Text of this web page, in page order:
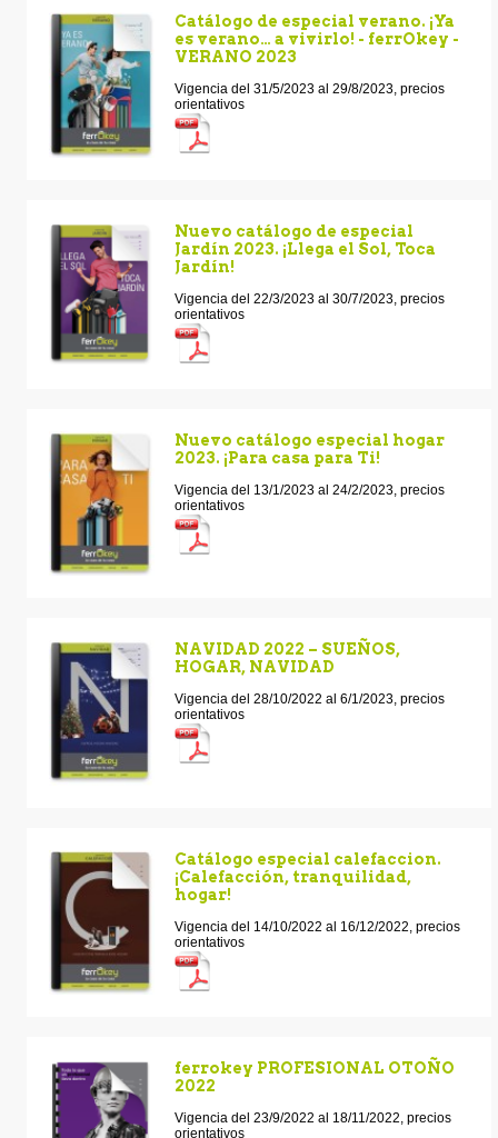
Catálogo de especial verano. ¡Ya
es verano… a vivirlo! - ferrOkey -
VERANO 2023
Vigencia del 31/5/2023 al 29/8/2023, precios
orientativos
Nuevo catálogo de especial
Jardín 2023. ¡Llega el Sol, Toca
Jardín!
Vigencia del 22/3/2023 al 30/7/2023, precios
orientativos
Nuevo catálogo especial hogar
2023. ¡Para casa para Ti!
Vigencia del 13/1/2023 al 24/2/2023, precios
orientativos
NAVIDAD 2022 – SUEÑOS,
HOGAR, NAVIDAD
Vigencia del 28/10/2022 al 6/1/2023, precios
orientativos
Catálogo especial calefaccion.
¡Calefacción, tranquilidad,
hogar!
Vigencia del 14/10/2022 al 16/12/2022, precios
orientativos
ferrokey PROFESIONAL OTOÑO
2022
Vigencia del 23/9/2022 al 18/11/2022, precios
orientativos